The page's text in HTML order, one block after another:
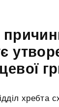
хребта